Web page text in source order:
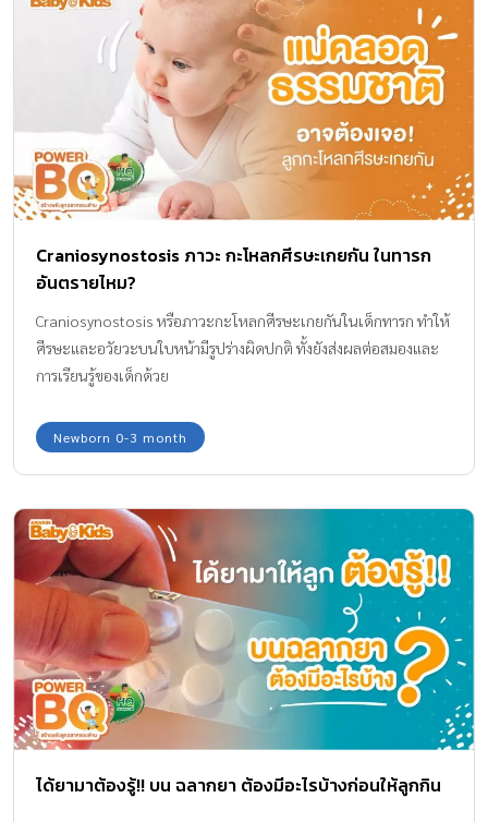
Craniosynostosis ภาวะ กะโหลกศีรษะเกยกัน ในทารก
อันตรายไหม?
Craniosynostosis หรือภาวะกะโหลกศีรษะเกยกันในเด็กทารก ทำให้
ศีรษะและอวัยวะบนใบหน้ามีรูปร่างผิดปกติ ทั้งยังส่งผลต่อสมองและ
การเรียนรู้ของเด็กด้วย
Newborn 0-3 month
ได้ยามาต้องรู้!! บน ฉลากยา ต้องมีอะไรบ้างก่อนให้ลูกกิน